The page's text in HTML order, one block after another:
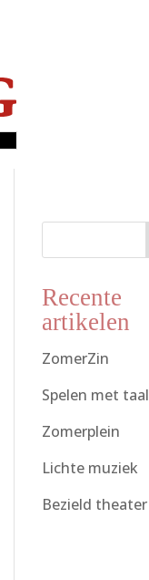
Recente
artikelen
ZomerZin
Spelen met taal
Zomerplein
Lichte muziek
Bezield theater